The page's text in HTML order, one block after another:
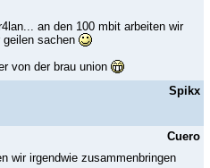
an den 100 mbit arbeiten wir
sachen
von der brau union
Spikx
Cuero
wir irgendwie zusammenbringen